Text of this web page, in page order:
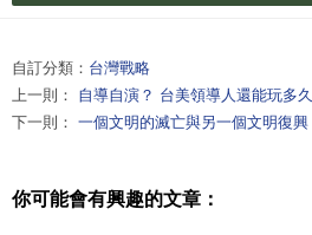
自訂分類： 台灣戰略
上一則： 自導自演？ 台美領導人還能玩多久
下一則： 一個文明的滅亡與另一個文明復興
你可能會有興趣的文章：